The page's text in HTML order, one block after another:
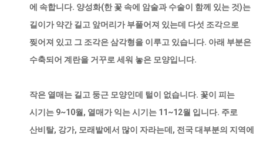
에 속합니다. 양성화(한 꽃 속에 암술과 수술이 함께 있는 것)는
길이가 약간 길고 앞머리가 부풀어져 있는데 다섯 조각으로
찢어져 있고 그 조각은 삼각형을 이루고 있습니다. 아래 부분은
수축되어 계란을 거꾸로 세워 놓은 모양입니다.
작은 열매는 길고 둥근 모양인데 털이 없습니다. 꽃이 피는
시기는 9~10월, 열매가 익는 시기는 11~12월 입니다. 주로
산비탈, 강가, 모래밭에서 많이 자라는데, 전국 대부분의 지역에